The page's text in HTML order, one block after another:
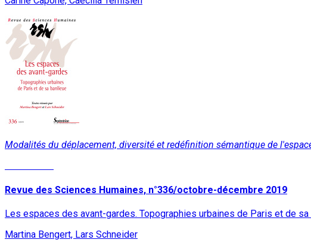
Modalités du déplacement, diversité et redéfinition sémantique de
Revue des Sciences Humaines, n°336/octobre-décembre 2019
Les espaces des avant-gardes. Topographies urbaines de Paris et de sa
Martina Bengert, Lars Schneider